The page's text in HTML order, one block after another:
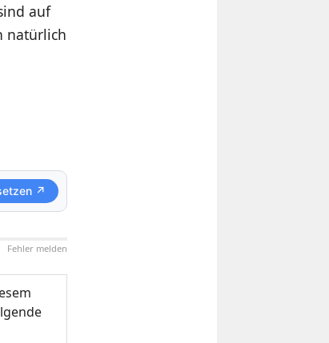
auf
natürlich
↗
Fehler melden